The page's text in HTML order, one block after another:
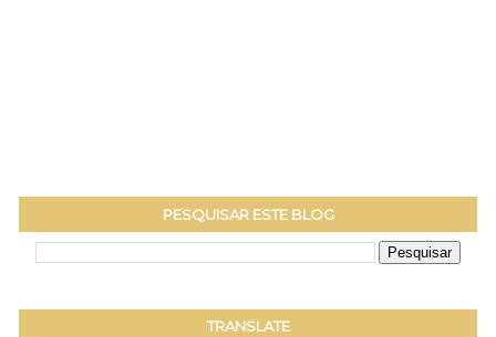
PESQUISAR ESTE BLOG
TRANSLATE